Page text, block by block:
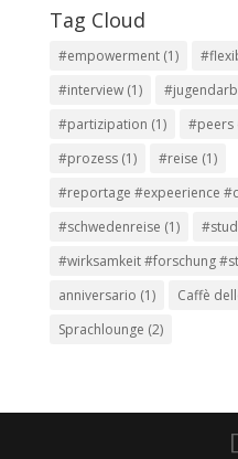
Tag Cloud
#empowerment(1)
#interview(1)
#partizipation (1) #peers
#prozess(1) #reise (1)
#reportage #expeerience
#schwedenreise (1)
#wirksamkeit #forschung
anniversario (1) Caffè
Sprachlounge (2)